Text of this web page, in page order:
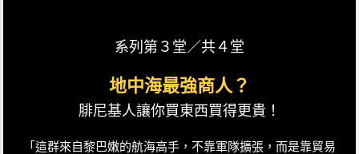
系列第３堂／共４堂
地中海最強商人？
腓尼基人讓你買東西買得更貴！
「這群來自黎巴嫩的航海高手，不靠軍隊擴張，而是靠貿易